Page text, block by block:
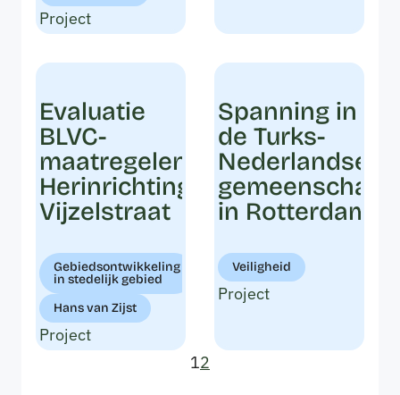
Project
Evaluatie
BLVC-
maatregelen
Herinrichting
Vijzelstraat
Gebiedsontwikkeling
in stedelijk gebied
Hans van Zijst
Project
Spanning in
de Turks-
Nederlandse
gemeenschap
in Rotterdam
Veiligheid
Project
12